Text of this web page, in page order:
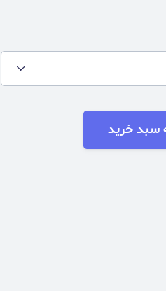
سبد خرید